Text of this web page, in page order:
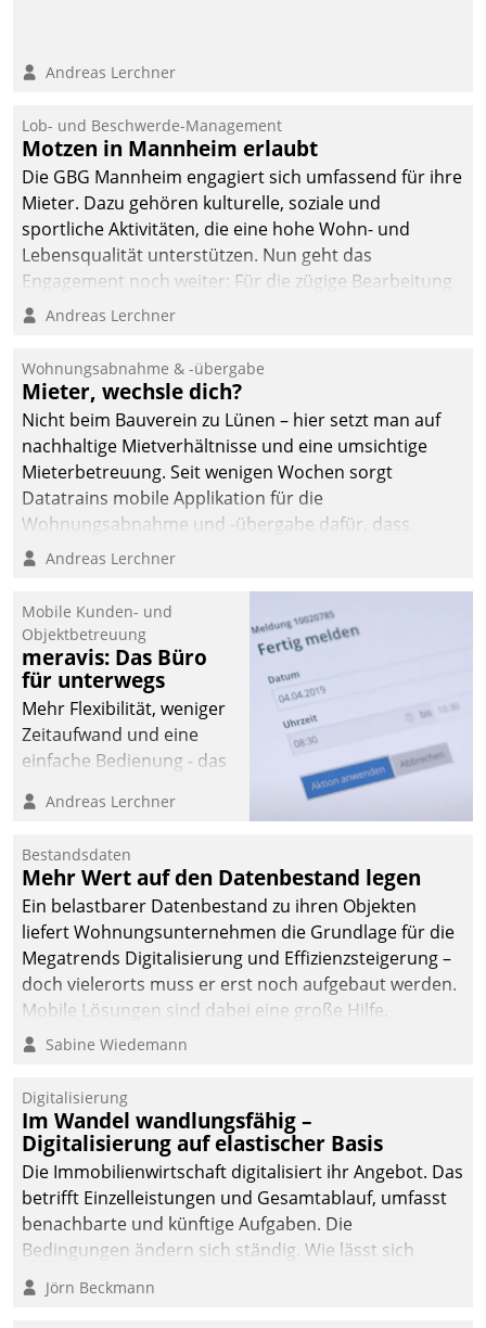
Andreas Lerchner
Lob- und Beschwerde-Management
Motzen in Mannheim erlaubt
Die GBG Mannheim engagiert sich umfassend für ihre
Mieter. Dazu gehören kulturelle, soziale und
sportliche Aktivitäten, die eine hohe Wohn- und
Lebensqualität unterstützen. Nun geht das
Engagement noch weiter: Für die zügige Bearbeitung
von Beschwerden – oder Lob – richtet das
und Beschwerde-Management einen eigenen Kanal
ein.
Andreas Lerchner
Wohnungsabnahme & -übergabe
Mieter, wechsle dich?
Nicht beim Bauverein zu Lünen – hier setzt man auf
nachhaltige Mietverhältnisse und eine umsichtige
Mieterbetreuung. Seit wenigen Wochen sorgt
Datatrains mobile Applikation für die
Wohnungsabnahme und -übergabe dafür, dass
Mieter wohlgeordnet kommen und, so es sein muss,
Andreas Lerchner
Mobile Kunden- und
Objektbetreuung
meravis: Das Büro
für unterwegs
Mehr Flexibilität, weniger
Zeitaufwand und eine
einfache Bedienung - das
Cockpit für mobile
Datatrain. Die meravis
Wohnungsbau- und
Immobilien GmbH hat
sich dabei für den Betrieb
der Lösung über die SAP
Cloud Platform
entschieden - als erstes
Unternehmen am
Andreas Lerchner
Bestandsdaten
Mehr Wert auf den Datenbestand legen
Ein belastbarer Datenbestand zu ihren Objekten
liefert Wohnungsunternehmen die Grundlage für die
Megatrends Digitalisierung und Effizienzsteigerung –
doch vielerorts muss er erst noch aufgebaut werden.
Mobile Lösungen sind dabei eine große Hilfe.
Sabine Wiedemann
Digitalisierung
Im Wandel wandlungsfähig –
Digitalisierung auf elastischer Basis
Die Immobilienwirtschaft digitalisiert ihr Angebot. Das
betrifft Einzelleistungen und Gesamtablauf, umfasst
benachbarte und künftige Aufgaben. Die
Bedingungen ändern sich ständig. Wie lässt sich
technisch die Kontrolle wahren und zugleich Freiraum
fürs Wachsen öffnen?
Jörn Beckmann